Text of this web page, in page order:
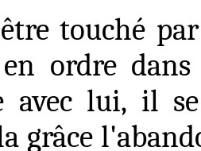
touché
ordre
avec lui, il
grâce